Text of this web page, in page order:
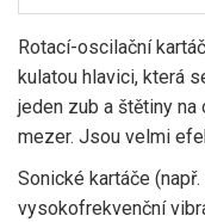
Rotací-oscilační
kulatou hlavici, která
jeden zub a štětiny
mezer. Jsou velmi
Sonické kartáče
vysokofrekvenční